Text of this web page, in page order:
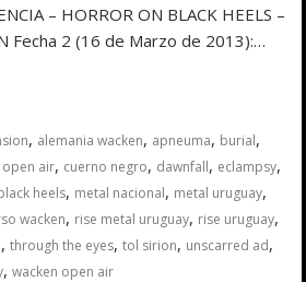
– HORROR ON BLACK HEELS –
Fecha 2 (16 de Marzo de 2013):…
, alemania wacken, apneuma, burial,
open air, cuerno negro, dawnfall, eclampsy,
heels, metal nacional, metal uruguay,
wacken, rise metal uruguay, rise uruguay,
,through the eyes,tol sirion, unscarred ad,
,wacken open air